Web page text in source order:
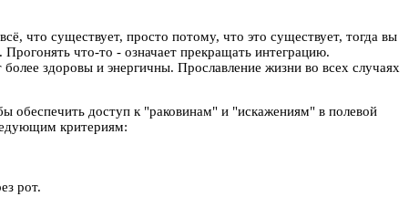
что существует, просто потому, что это существует, тогда вы
что-то - означает прекращать интеграцию.
здоровы и энергичны. Прославление жизни во всех случаях
обеспечить доступ к "раковинам" и "искажениям" в полевой
критериям:
рот.